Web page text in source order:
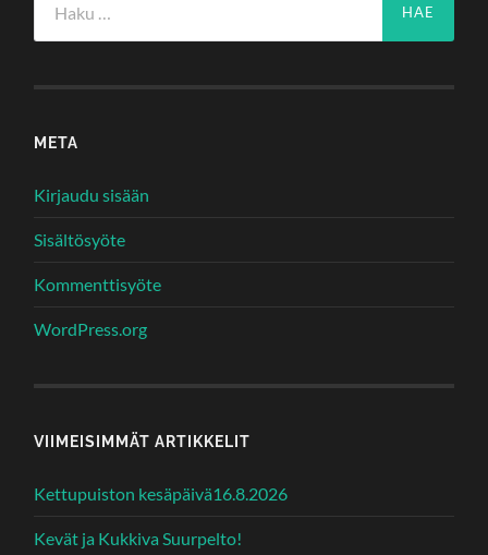
META
Kirjaudu sisään
Sisältösyöte
Kommenttisyöte
WordPress.org
VIIMEISIMMÄT ARTIKKELIT
Kettupuiston kesäpäivä16.8.2026
Kevät ja Kukkiva Suurpelto!